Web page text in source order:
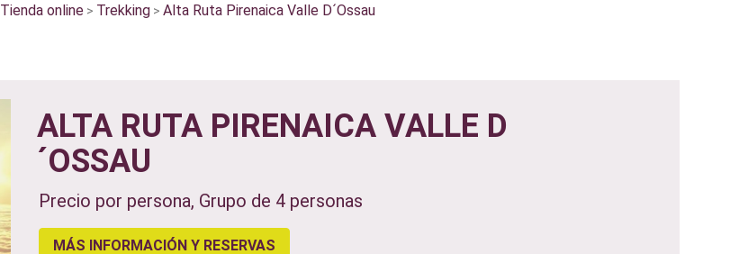
Tienda online> Trekking> Alta Ruta Pirenaica Valle D´Ossau
ALTA RUTA PIRENAICA VALLE D
´OSSAU
Precio por persona, Grupo de 4 personas
MÁS INFORMACIÓN Y RESERVAS